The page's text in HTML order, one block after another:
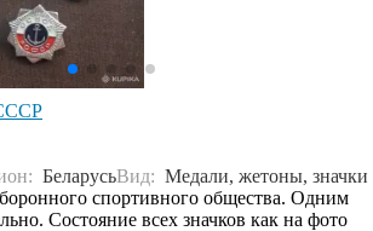
БеларусьВид: Медали, жетоны, значки
спортивного общества. Одним
Состояние всех значков как на фото